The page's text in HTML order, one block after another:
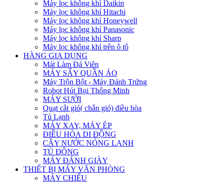
Máy lọc không khí Daikin
Máy lọc không khí Hitachi
Máy lọc không khí Honeywell
Máy lọc không khí Panasonic
Máy lọc không khí Sharp
Máy lọc không khí trên ô tô
HÀNG GIA DỤNG
Mát Làm Đá Viên
MÁY SẤY QUẦN ÁO
Máy Trộn Bột - Máy Đánh Trứng
Robot Hút Bụi Thông Minh
MÁY SƯỞI
Quạt cắt gió( chắn gió) điều hòa
Tủ Lạnh
MÁY XAY, MÁY ÉP
ĐIỀU HÒA DI ĐỘNG
CÂY NƯỚC NÓNG LẠNH
TỦ ĐÔNG
MÁY ĐÁNH GIÀY
THIẾT BỊ MÁY VĂN PHÒNG
MÁY CHIẾU